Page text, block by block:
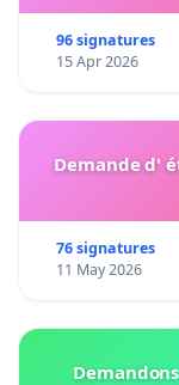
96 signatures
15 Apr 2026
Demande d'
76 signatures
11 May 2026